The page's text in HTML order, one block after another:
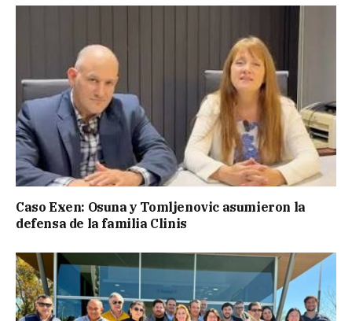
Caso Exen: Osuna y Tomljenovic asumieron la
defensa de la familia Clinis